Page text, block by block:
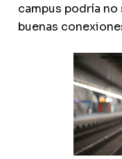
campus podría
buenas